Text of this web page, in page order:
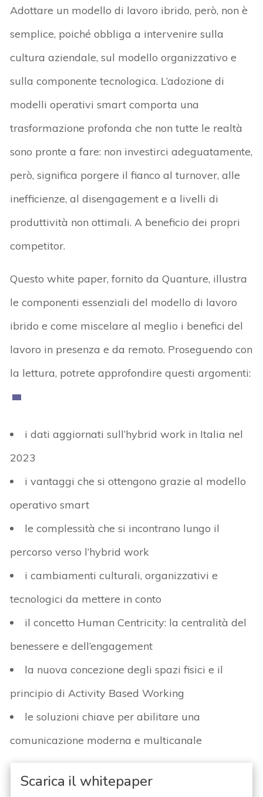
Adottare un modello di lavoro ibrido, però, non è
semplice, poiché obbliga a intervenire sulla
cultura aziendale, sul modello organizzativo e
sulla componente tecnologica. L’adozione di
modelli operativi smart comporta una
trasformazione profonda che non tutte le realtà
sono pronte a fare: non investirci adeguatamente,
però, significa porgere il fianco al turnover, alle
inefficienze, al disengagement e a livelli di
produttività non ottimali. A beneficio dei propri
competitor.
Questo white paper, fornito da Quanture, illustra
le componenti essenziali del modello di lavoro
ibrido e come miscelare al meglio i benefici del
lavoro in presenza e da remoto. Proseguendo con
la lettura, potrete approfondire questi argomenti:
i dati aggiornati sull’hybrid work in Italia nel
2023
i vantaggi che si ottengono grazie al modello
operativo smart
le complessità che si incontrano lungo il
percorso verso l’hybrid work
i cambiamenti culturali, organizzativi e
tecnologici da mettere in conto
il concetto Human Centricity: la centralità del
benessere e dell’engagement
la nuova concezione degli spazi fisici e il
principio di Activity Based Working
le soluzioni chiave per abilitare una
comunicazione moderna e multicanale
Scarica il whitepaper